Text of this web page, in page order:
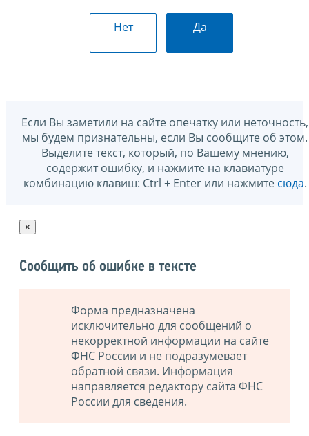
Нет Да
Если Вы заметили на сайте опечатку или неточность,
мы будем признательны, если Вы сообщите об этом.
Выделите текст, который, по Вашему мнению,
содержит ошибку, и нажмите на клавиатуре
комбинацию клавиш: Ctrl + Enter или нажмите сюда.
×
Сообщить об ошибке в тексте
Форма предназначена
исключительно для сообщений о
некорректной информации на сайте
ФНС России и не подразумевает
обратной связи. Информация
направляется редактору сайта ФНС
России для сведения.